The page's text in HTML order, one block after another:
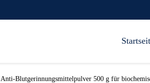
Anti-Blutgerinnungsmittelpulver 500 g für